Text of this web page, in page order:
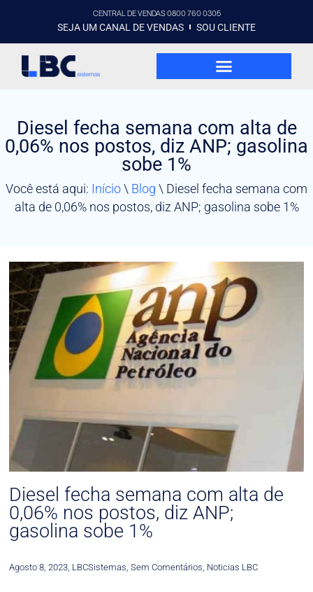
CENTRAL DE VENDAS 0800 760 0305
SEJA UM CANAL DE VENDAS SOU CLIENTE
Diesel fecha semana com alta de
0,06% nos postos, diz ANP; gasolina
sobe 1%
Você está aqui: Início\ Blog \ Diesel fecha semana com
alta de 0,06% nos postos, diz ANP; gasolina sobe 1%
Diesel fecha semana com alta de
0,06% nos postos, diz ANP;
gasolina sobe 1%
Agosto 8, 2023, LBCSistemas, Sem Comentários, Noticias LBC